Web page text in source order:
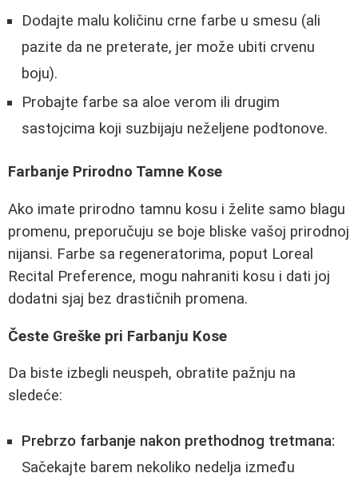
Dodajte malu količinu crne farbe u smesu (ali
pazite da ne preterate, jer može ubiti crvenu
boju).
Probajte farbe sa aloe verom ili drugim
sastojcima koji suzbijaju neželjene podtonove.
Farbanje Prirodno Tamne Kose
Ako imate prirodno tamnu kosu i želite samo blagu
promenu, preporučuju se boje bliske vašoj prirodnoj
nijansi. Farbe sa regeneratorima, poput Loreal
Recital Preference, mogu nahraniti kosu i dati joj
dodatni sjaj bez drastičnih promena.
Česte Greške pri Farbanju Kose
Da biste izbegli neuspeh, obratite pažnju na
sledeće:
Prebrzo farbanje nakon prethodnog tretmana:
Sačekajte barem nekoliko nedelja između